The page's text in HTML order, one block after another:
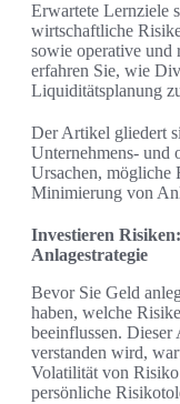
Erwartete Lernziele
wirtschaftliche
sowie operative und
erfahren Sie, wie
Liquiditätsplanung
Der Artikel gliedert
Unternehmens- und
Ursachen, mögliche
Minimierung von
Investieren
Anlagestrategie
Bevor Sie Geld
haben, welche
beeinflussen.
verstanden wird,
Volatilität von
persönliche